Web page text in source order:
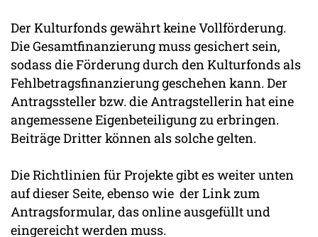
Der Kulturfonds gewährt keine Vollförderung.
Die Gesamtfinanzierung muss gesichert sein,
sodass die Förderung durch den Kulturfonds als
Fehlbetragsfinanzierung geschehen kann. Der
Antragssteller bzw. die Antragstellerin hat eine
angemessene Eigenbeteiligung zu erbringen.
Beiträge Dritter können als solche gelten.
Die Richtlinien für Projekte gibt es weiter unten
auf dieser Seite, ebenso wie der Link zum
Antragsformular, das online ausgefüllt und
eingereicht werden muss.